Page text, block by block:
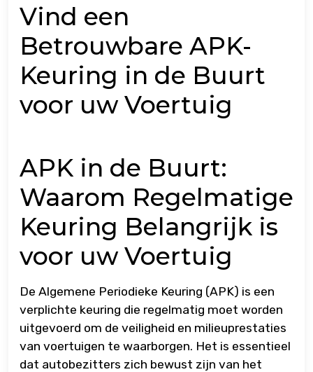
Vind een
Betrouwbare APK-
Keuring in de Buurt
voor uw Voertuig
APK in de Buurt:
Waarom Regelmatige
Keuring Belangrijk is
voor uw Voertuig
De Algemene Periodieke Keuring (APK) is een
verplichte keuring die regelmatig moet worden
uitgevoerd om de veiligheid en milieuprestaties
van voertuigen te waarborgen. Het is essentieel
dat autobezitters zich bewust zijn van het